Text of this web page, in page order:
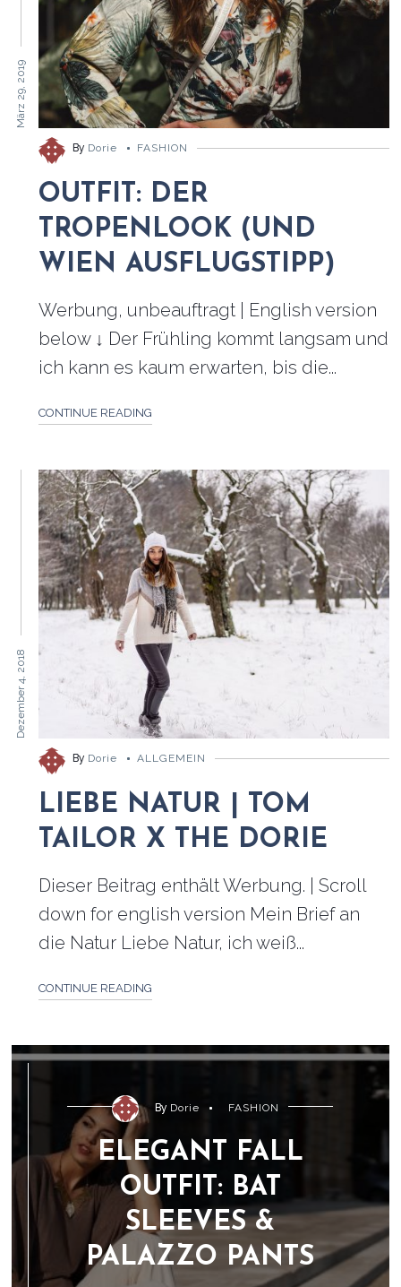
März 29, 2019
By Dorie FASHION
OUTFIT: DER
TROPENLOOK (UND
WIEN AUSFLUGSTIPP)
Werbung, unbeauftragt | English version
below ↓ Der Frühling kommt langsam und
ich kann es kaum erwarten, bis die...
CONTINUE READING
Dezember 4, 2018
By Dorie ALLGEMEIN
LIEBE NATUR | TOM
TAILOR X THE DORIE
Dieser Beitrag enthält Werbung. | Scroll
down for english version Mein Brief an
die Natur Liebe Natur, ich weiß...
CONTINUE READING
By Dorie FASHION
ELEGANT FALL
OUTFIT: BAT
SLEEVES &
PALAZZO PANTS